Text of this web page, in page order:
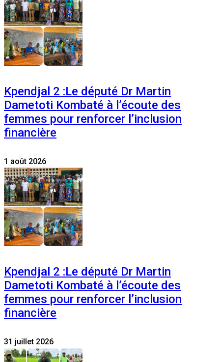
Kpendjal 2 :Le député Dr Martin
Dametoti Kombaté à l’écoute des
femmes pour renforcer l’inclusion
financière
1 août 2026
Kpendjal 2 :Le député Dr Martin
Dametoti Kombaté à l’écoute des
femmes pour renforcer l’inclusion
financière
31 juillet 2026